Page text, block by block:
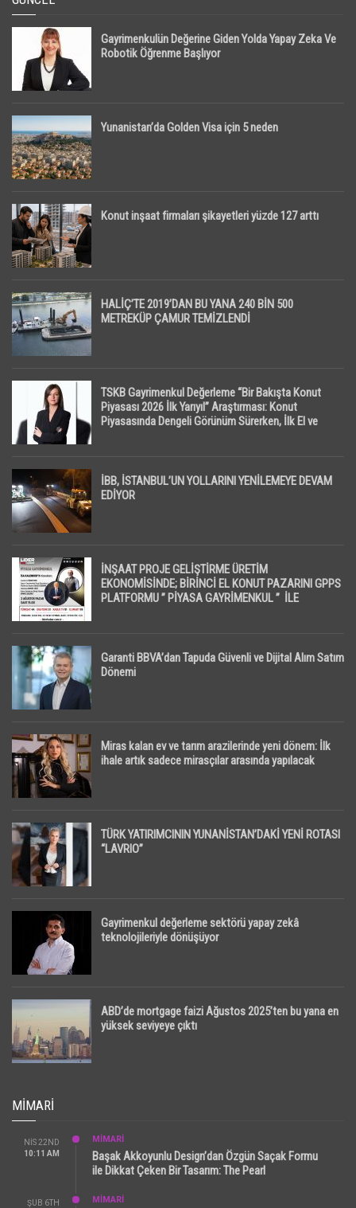
Gayrimenkulün Değerine Giden Yolda Yapay Zeka Ve
Robotik Öğrenme Başlıyor
Yunanistan’da Golden Visa için 5 neden
Konut inşaat firmaları şikayetleri yüzde 127 arttı
HALİÇ’TE 2019’DAN BU YANA 240 BİN 500
METREKÜP ÇAMUR TEMİZLENDİ
TSKB Gayrimenkul Değerleme “Bir Bakışta Konut
Piyasası 2026 İlk Yarıyıl” Araştırması: Konut
Piyasasında Dengeli Görünüm Sürerken, İlk El ve
İBB, İSTANBUL’UN YOLLARINI YENİLEMEYE DEVAM
EDİYOR
İNŞAAT PROJE GELİŞTİRME ÜRETİM
EKONOMİSİNDE; BİRİNCİ EL KONUT PAZARINI GPPS
PLATFORMU ” PİYASA GAYRİMENKUL ” İLE
Garanti BBVA’dan Tapuda Güvenli ve Dijital Alım Satım
Dönemi
Miras kalan ev ve tarım arazilerinde yeni dönem: İlk
ihale artık sadece mirasçılar arasında yapılacak
TÜRK YATIRIMCININ YUNANİSTAN’DAKİ YENİ ROTASI
“LAVRIO”
Gayrimenkul değerleme sektörü yapay zekâ
teknolojileriyle dönüşüyor
ABD’de mortgage faizi Ağustos 2025’ten bu yana en
yüksek seviyeye çıktı
MIMARI
NIS 22ND
10:11 AM
MİMARİ
Başak Akkoyunlu Design’dan Özgün Saçak Formu
ile Dikkat Çeken Bir Tasarım: The Pearl
ŞUB 6TH
MİMARİ